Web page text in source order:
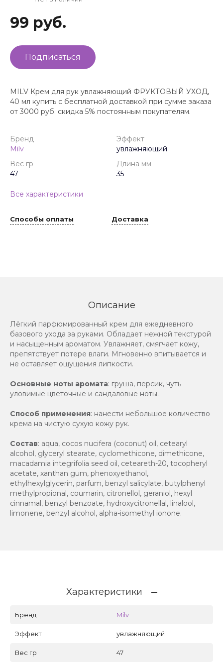
99 руб.
Подписаться
MILV Крем для рук увлажняющий ФРУКТОВЫЙ УХОД,
40 мл купить с бесплатной доставкой при сумме заказа
от 3000 руб. скидка 5% постоянным покупателям.
Бренд
Milv
Эффект
увлажняющий
Вес гр
47
Длина мм
35
Все характеристики
Способы оплаты Доставка
Описание
Лёгкий парфюмированный крем для ежедневного
базового ухода за руками. Обладает нежной текстурой
и насыщенным ароматом. Увлажняет, смягчает кожу,
препятствует потере влаги. Мгновенно впитывается и
не оставляет ощущения липкости.
Основные ноты аромата: груша, персик, чуть
уловимые цветочные и сандаловые ноты.
Способ применения: нанести небольшое количество
крема на чистую сухую кожу рук.
Состав: aqua, cocos nucifera (coconut) oil, cetearyl
alcohol, glyceryl stearate, cyclomethicone, dimethicone,
macadamia integrifolia seed oil, ceteareth-20, tocopheryl
acetate, xanthan gum, phenoxyethanol,
ethylhexylglycerin, parfum, benzyl salicylate, butylphenyl
methylpropional, coumarin, citronellol, geraniol, hexyl
cinnamal, benzyl benzoate, hydroxycitronellal, linalool,
limonene, benzyl alcohol, alpha-isomethyl ionone.
Характеристики
Бренд Milv
Эффект увлажняющий
Вес гр 47